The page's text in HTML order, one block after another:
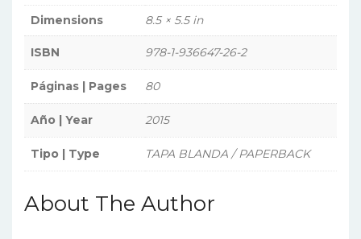
Dimensions 8.5 × 5.5 in
ISBN 978-1-936647-26-2
Páginas | Pages 80
Año | Year 2015
Tipo | Type TAPA BLANDA / PAPERBACK
About The Author